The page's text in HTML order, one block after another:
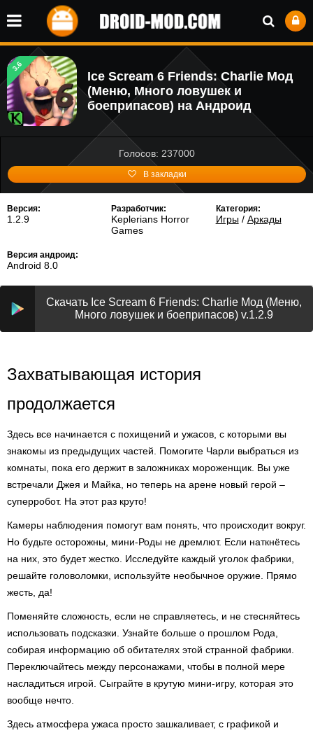
3.6
Ice Scream 6 Friends: Charlie Мод
(Меню, Много ловушек и
боеприпасов) на Андроид
Голосов: 237000
В закладки
Версия:
1.2.9
Разработчик:
Keplerians Horror
Games
Категория:
Игры/ Аркады
Версия андроид:
Android 8.0
Скачать Ice Scream 6 Friends: Charlie Мод (Меню,
Много ловушек и боеприпасов) v.1.2.9
Захватывающая история
продолжается
Здесь все начинается с похищений и ужасов, с которыми вы
знакомы из предыдущих частей. Помогите Чарли выбраться из
комнаты, пока его держит в заложниках мороженщик. Вы уже
встречали Джея и Майка, но теперь на арене новый герой –
суперробот. На этот раз круто!
Камеры наблюдения помогут вам понять, что происходит вокруг.
Но будьте осторожны, мини-Роды не дремлют. Если наткнётесь
на них, это будет жестко. Исследуйте каждый уголок фабрики,
решайте головоломки, используйте необычное оружие. Прямо
жесть, да!
Поменяйте сложность, если не справляетесь, и не стесняйтесь
использовать подсказки. Узнайте больше о прошлом Рода,
собирая информацию об обитателях этой странной фабрики.
Переключайтесь между персонажами, чтобы в полной мере
насладиться игрой. Сыграйте в крутую мини-игру, которая это
вообще нечто.
Здесь атмосфера ужаса просто зашкаливает, с графикой и